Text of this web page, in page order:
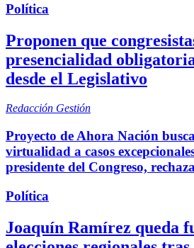
Política
Proponen que
presencialidad
desde el Legislativo
Redacción Gestión
Proyecto de Ahora Nación
virtualidad a casos
presidente del Congreso,
Política
Joaquín Ramírez queda